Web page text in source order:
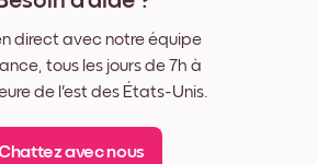
direct avec notre équipe
tous les jours de 7h à
de l'est des États-Unis.
avec nous